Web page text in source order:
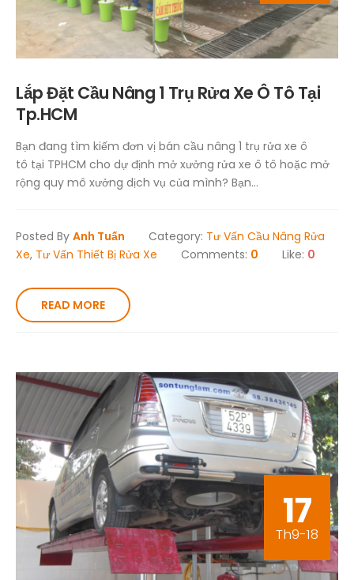
Lắp Đặt Cầu Nâng 1 Trụ Rửa Xe Ô Tô Tại
Tp.HCM
Bạn đang tìm kiếm đơn vị bán cầu nâng 1 trụ rửa xe ô
tô tại TPHCM cho dự định mở xưởng rửa xe ô tô hoặc mở
rộng quy mô xưởng dịch vụ của mình? Bạn...
Posted By Anh Tuấn Category: Tư Vấn Cầu Nâng Rửa
Xe, Tư Vấn Thiết Bị Rửa Xe Comments: 0 Like: 0
READ MORE
17
Th9-18